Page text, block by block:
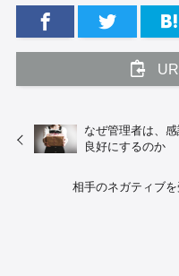
なぜ管理者は、
良好にするのか
相手のネガティブ